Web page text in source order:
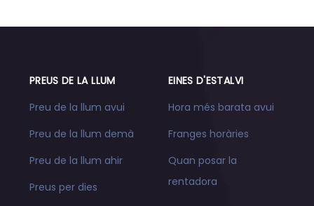
PREUS DE LA LLUM
Preu de la llum avui
Preu de la llum demà
Preu de la llum ahir
Preus per dies
EINES D'ESTALVI
Hora més barata avui
Franges horàries
Quan posar la
rentadora